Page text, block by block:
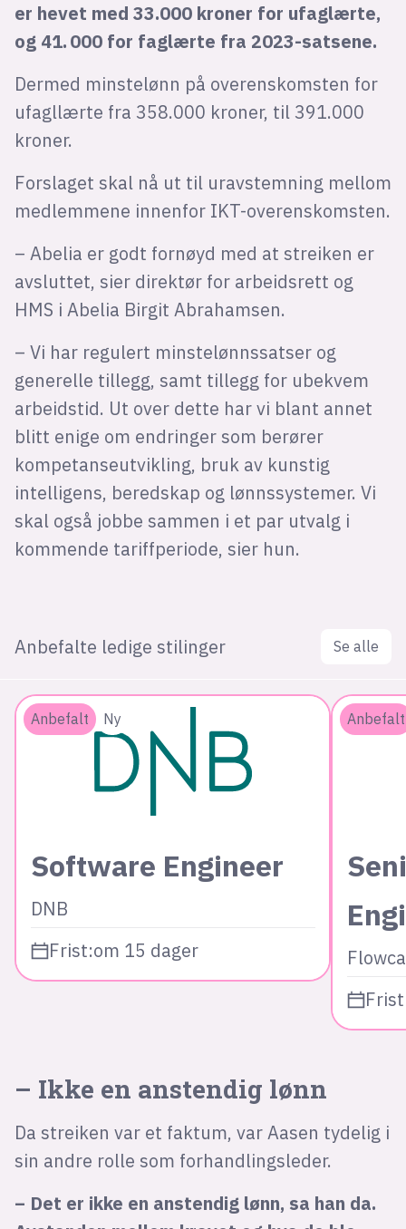
er hevet med 33.000 kroner for ufaglærte,
og 41. 000 for faglærte fra 2023-satsene.
Dermed minstelønn på overenskomsten for
ufagllærte fra 358.000 kroner, til 391.000
kroner.
Forslaget skal nå ut til uravstemning mellom
medlemmene innenfor IKT-overenskomsten.
– Abelia er godt fornøyd med at streiken er
avsluttet, sier direktør for arbeidsrett og
HMS i Abelia Birgit Abrahamsen.
– Vi har regulert minstelønnssatser og
generelle tillegg, samt tillegg for ubekvem
arbeidstid. Ut over dette har vi blant annet
blitt enige om endringer som berører
kompetanseutvikling, bruk av kunstig
intelligens, beredskap og lønnssystemer. Vi
skal også jobbe sammen i et par utvalg i
kommende tariffperiode, sier hun.
Anbefalte ledige stilinger Se alle
Anbefalt Ny
Software Engineer
DNB
Frist:om 15 dager
Anbefalt
– Ikke en anstendig lønn
Da streiken var et faktum, var Aasen tydelig i
sin andre rolle som forhandlingsleder.
– Det er ikke en anstendig lønn, sa han da.